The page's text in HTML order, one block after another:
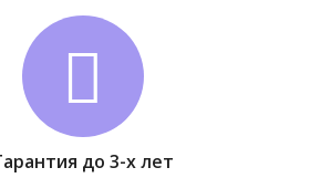
до 3-х лет